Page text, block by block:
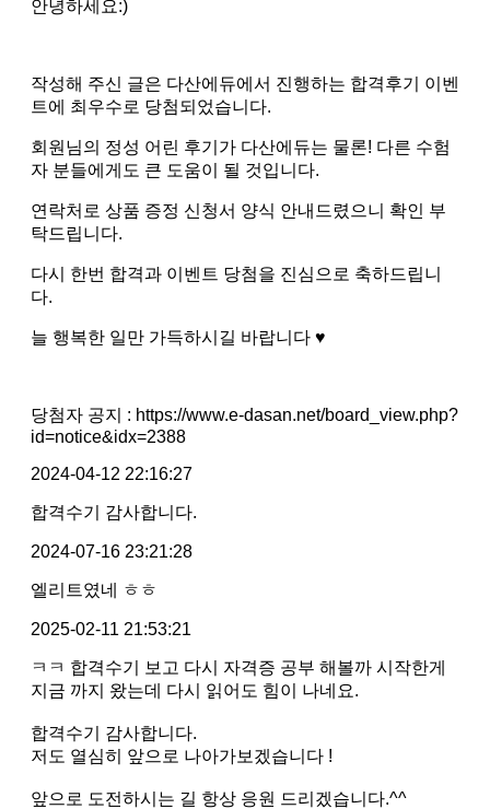
안녕하세요:)
작성해 주신 글은 다산에듀에서 진행하는 합격후기 이벤
트에 최우수로 당첨되었습니다.
회원님의 정성 어린 후기가 다산에듀는 물론! 다른 수험
자 분들에게도 큰 도움이 될 것입니다.
연락처로 상품 증정 신청서 양식 안내드렸으니 확인 부
탁드립니다.
다시 한번 합격과 이벤트 당첨을 진심으로 축하드립니
다.
늘 행복한 일만 가득하시길 바랍니다 ♥
당첨자 공지 : https://www.e-dasan.net/board_view.php?
id=notice&idx=2388
2024-04-12 22:16:27
합격수기 감사합니다.
2024-07-16 23:21:28
엘리트였네 ㅎㅎ
2025-02-11 21:53:21
ㅋㅋ 합격수기 보고 다시 자격증 공부 해볼까 시작한게
지금 까지 왔는데 다시 읽어도 힘이 나네요.
합격수기 감사합니다.
저도 열심히 앞으로 나아가보겠습니다 !
앞으로 도전하시는 길 항상 응원 드리겠습니다.^^